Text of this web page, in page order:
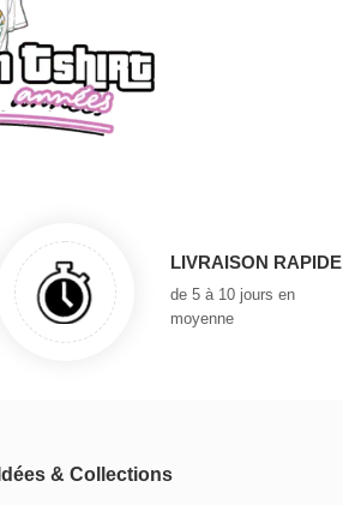
LIVRAISON RAPIDE
de 5 à 10 jours en
moyenne
Idées & Collections